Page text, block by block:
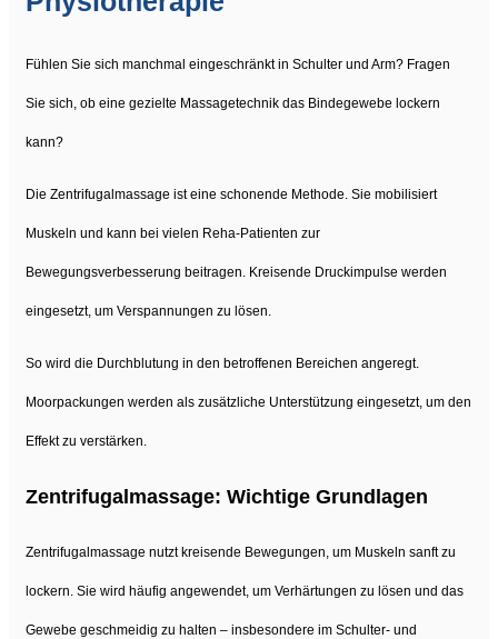
Fühlen Sie sich manchmal eingeschränkt in Schulter und Arm? Fragen
Sie sich, ob eine gezielte Massagetechnik das Bindegewebe lockern
kann?
Die Zentrifugalmassage ist eine schonende Methode. Sie mobilisiert
Muskeln und kann bei vielen Reha-Patienten zur
Bewegungsverbesserung beitragen. Kreisende Druckimpulse werden
eingesetzt, um Verspannungen zu lösen.
So wird die Durchblutung in den betroffenen Bereichen angeregt.
Moorpackungen werden als zusätzliche Unterstützung eingesetzt, um den
Effekt zu verstärken.
Zentrifugalmassage: Wichtige Grundlagen
Zentrifugalmassage nutzt kreisende Bewegungen, um Muskeln sanft zu
lockern. Sie wird häufig angewendet, um Verhärtungen zu lösen und das
Gewebe geschmeidig zu halten – insbesondere im Schulter- und